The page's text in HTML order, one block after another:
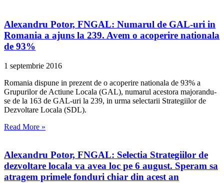
Alexandru Potor, FNGAL: Numarul de GAL-uri in
Romania a ajuns la 239. Avem o acoperire nationala
de 93%
1 septembrie 2016
Romania dispune in prezent de o acoperire nationala de 93% a
Grupurilor de Actiune Locala (GAL), numarul acestora majorandu-
se de la 163 de GAL-uri la 239, in urma selectarii Strategiilor de
Dezvoltare Locala (SDL).
Read More »
Alexandru Potor, FNGAL: Selectia Strategiilor de
dezvoltare locala va avea loc pe 6 august. Speram sa
atragem primele fonduri chiar din acest an